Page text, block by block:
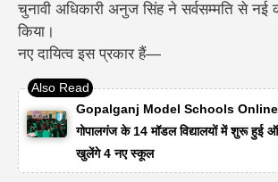
चुनावी अधिकारी अनुज सिंह ने सर्वसम्मति से नई
किया।
नए दायित्व इस प्रकार हैं—
Gopalganj Model Schools
गोपालगंज के 14 मॉडल विद्यालयों में शुरू हुई
खुलेंगे 4 नए स्कूल